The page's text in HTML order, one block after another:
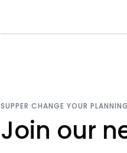
SUPPER CHANGE YOUR
Join our